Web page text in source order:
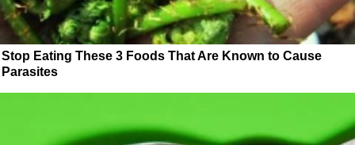
Stop Eating These 3 Foods That Are Known to Cause
Parasites